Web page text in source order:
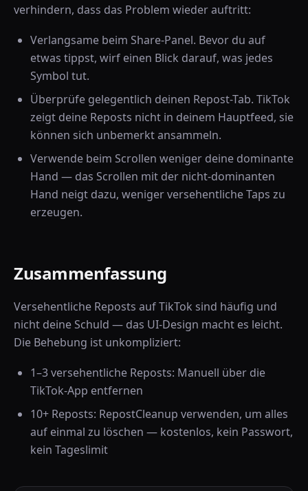
verhindern, dass das Problem wieder auftritt:
Verlangsame beim Share-Panel. Bevor du auf
etwas tippst, wirf einen Blick darauf, was jedes
Symbol tut.
Überprüfe gelegentlich deinen Repost-Tab. TikTok
zeigt deine Reposts nicht in deinem Hauptfeed, sie
können sich unbemerkt ansammeln.
Verwende beim Scrollen weniger deine dominante
Hand — das Scrollen mit der nicht-dominanten
Hand neigt dazu, weniger versehentliche Taps zu
erzeugen.
Zusammenfassung
Versehentliche Reposts auf TikTok sind häufig und
nicht deine Schuld — das UI-Design macht es leicht.
Die Behebung ist unkompliziert:
1–3 versehentliche Reposts: Manuell über die
TikTok-App entfernen
10+ Reposts: RepostCleanup verwenden, um alles
auf einmal zu löschen — kostenlos, kein Passwort,
kein Tageslimit